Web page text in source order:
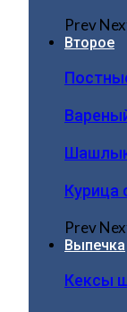
Prev
Второе
Курица
Prev
Выпечка
Кексы